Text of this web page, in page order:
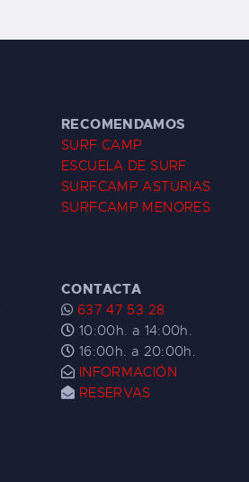
RECOMENDAMOS
SURF CAMP
ESCUELA DE SURF
SURFCAMP ASTURIAS
SURFCAMP MENORES
CONTACTA
637 47 53 28
10:00h. a 14:00h.
16:00h. a 20:00h.
INFORMACIÓN
RESERVAS